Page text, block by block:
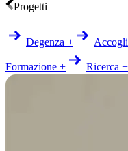
Progetti
Degenza +
Formazione + Ricerca +